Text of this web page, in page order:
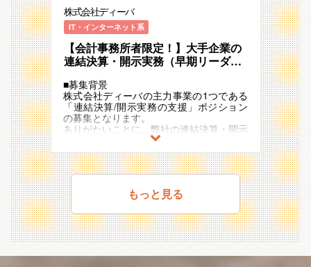
・情報の抜け漏れを防ぐ為チェックシート
作成
・関数を活用して入力業務を自動化など
③プロジェクトの管理（リーダー）
連結決算、開示業務のプロジェクト責任者
せします。
・契約交渉
・メンバーのアサイン調整
・お客様とのスケジュール調整
・進捗確認と報告 など
■働き方
・四半期決算が主となるため、閑散期/繁
忙期が明確でメリハリをつけて働けます。
・閑散期は連休の取得や自己研鑽に励むな
どプライベートとの両立も可能です。
（5日以上の連続休暇の取得実績あり）
中～大規模のプロジェクトをチーム（１社
平均5~10名）で進めていただきます。
実務に慣れていただいた後、リーダーとし
てプロジェクト管理業務にも従事いただく
想定です。
①決算開示の実務（決算期）
これまでのご経験を活かせる業務からお任
せし、徐々に難易度や業務の幅を広げてい
ただきます。
ご自身次第で早期に新しい・難しい業務に
挑戦していただける環境です。
・子会社のデータ収集
・海外子会社/単体/連結決算処理
・連結精算表作成
・開示資料(有価証券報告書、決算短信)の
作成
②業務改善の提案～実行（決算以外）
決算後はチームで振り返りを行い、次回決
算に向けての準備と効率化などの課題解決
を行います。
・大手企業の連結決算業務の経験を積める
・複数社の連結経験を基に多角的な視点を
習得可能
・知識とITを活用して顧客の課題解決を推
進
・四半期決算が主のためメリハリつけて働
ける
・ITや業務改善など会計＋αのスキルを習
得できる（実績ベースの評価で平均昇給率
7%強）
して、300社以上のお客様の連結決算支援
（BPO）や業務改善コンサルティングを
実施していただきます。実務を行いつつ豊
富な他社事例や社内を活かして、お客様と
二人三脚で連結決算の業務効率化や仕組み
作りを推進していただきます。
■業務内容
平均5~10名）で進めていただきます。
株式会社ディーバ
IT・インターネット系
【会計事務所者限定！】大手企業の
連結決算・開示実務（早期リーダー
で／事業成長率20％／メリハリある
働き方
■募集背景
株式会社ディーバの主力事業の1つである
「連結決算/開示実務の支援」ポジション
の募集となります。
ありがたいことに、弊社の連結決算・開示
業務や効率化支援のサービス及び品質にご
満足いただけるお客様が増加しており、毎
年120%ペースで成長しております。引き
続きお客様からの相談が増加している背景
から、そのご要望にお応えすべく増員を図
ることと致しました。
※お客様事例：三菱地所株式会社、住友商
事株式会社、株式会社ツムラなど300社以
上！
もっと見る